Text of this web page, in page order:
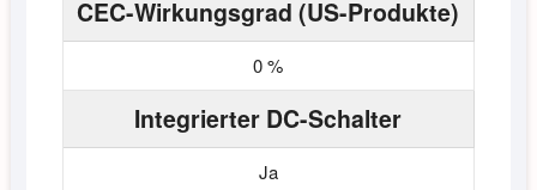
CEC-Wirkungsgrad (US-Produkte)
0 %
Integrierter DC-Schalter
Ja